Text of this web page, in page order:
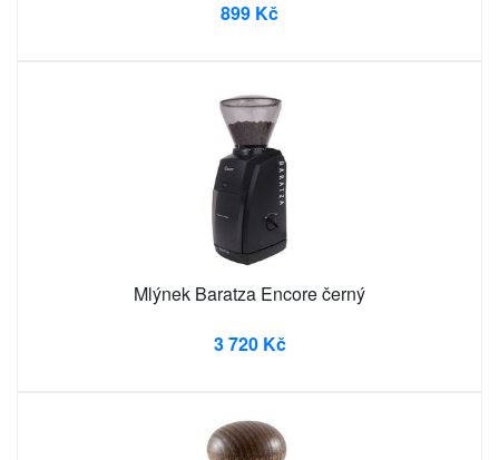
899 Kč
Mlýnek Baratza Encore černý
3 720 Kč